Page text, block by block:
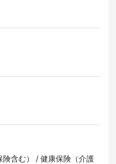
含む） / 健康保険（介護